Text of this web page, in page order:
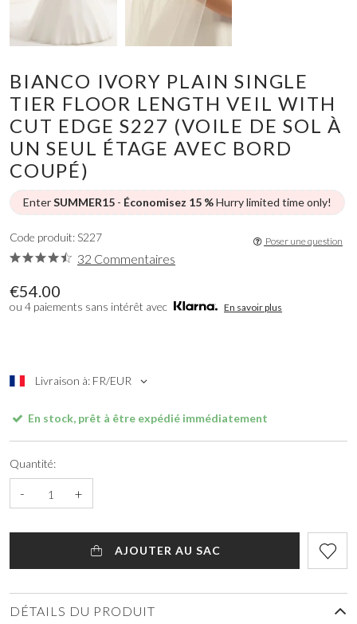
BIANCO IVORY PLAIN SINGLE
TIER FLOOR LENGTH VEIL WITH
CUT EDGE S227 (VOILE DE SOL À
UN SEUL ÉTAGE AVEC BORD
COUPÉ)
EnterSUMMER15 - Économisez 15 %Hurry limited time only!
€54.00
ou 4 paiements sans intérêt avec En savoir plus
Livraison à: FR/EUR
Code produit: S227
32 Commentaires
Poser une question
En stock, prêt à être expédié immédiatement
Quantité:
- +
AJOUTER AU SAC
DÉTAILS DU PRODUIT